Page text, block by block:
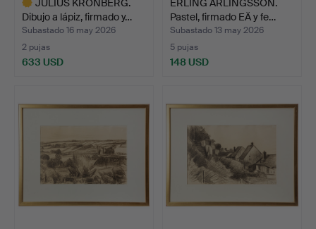
JULIUS KRONBERG.
Dibujo a lápiz, firmado y…
Subastado 16 may 2026
2 pujas
633 USD
ERLING ÄRLINGSSON.
Pastel, firmado EÄ y fe…
Subastado 13 may 2026
5 pujas
148 USD